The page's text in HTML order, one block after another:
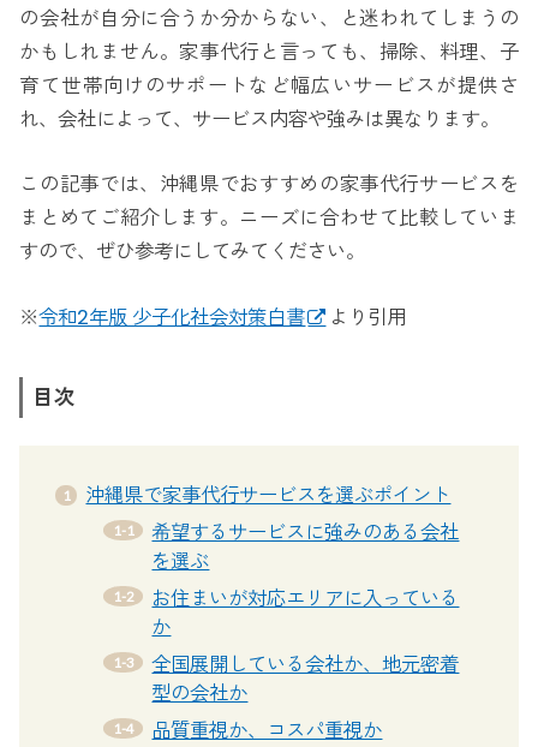
の会社が自分に合うか分からない、と迷われてしまうの
かもしれません。家事代行と言っても、掃除、料理、子
育て世帯向けのサポートなど幅広いサービスが提供さ
れ、会社によって、サービス内容や強みは異なります。
この記事では、沖縄県でおすすめの家事代行サービスを
まとめてご紹介します。ニーズに合わせて比較していま
すので、ぜひ参考にしてみてください。
※令和2年版 少子化社会対策白書 より引用
目次
沖縄県で家事代行サービスを選ぶポイント
希望するサービスに強みのある会社
を選ぶ
お住まいが対応エリアに入っている
か
全国展開している会社か、地元密着
型の会社か
品質重視か、コスパ重視か